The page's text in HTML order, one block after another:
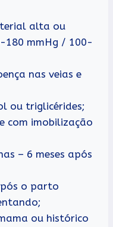
alta ou
180 mmHg / 100-
nas veias e
ou triglicérides;
com imobilização
– 6 meses após
o parto
ou histórico